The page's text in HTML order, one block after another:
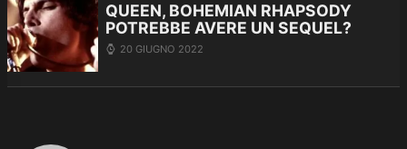
QUEEN, BOHEMIAN RHAPSODY
POTREBBE AVERE UN SEQUEL?
20 GIUGNO 2022